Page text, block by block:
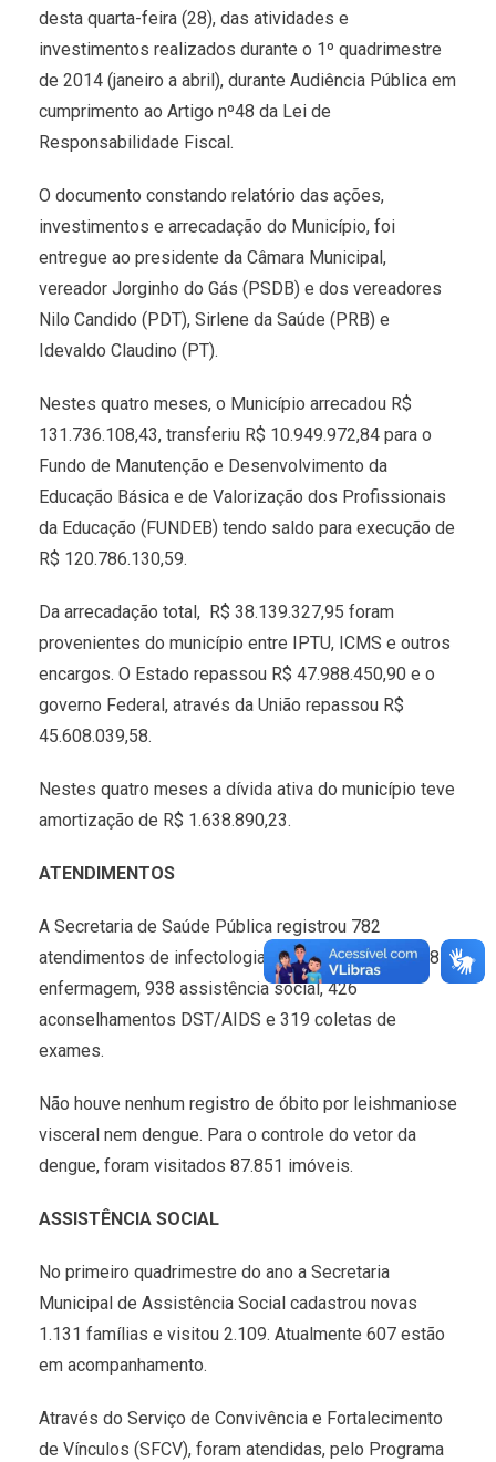
desta quarta-feira (28), das atividades e
investimentos realizados durante o 1º quadrimestre
de 2014 (janeiro a abril), durante Audiência Pública em
cumprimento ao Artigo nº48 da Lei de
Responsabilidade Fiscal.
O documento constando relatório das ações,
investimentos e arrecadação do Município, foi
entregue ao presidente da Câmara Municipal,
vereador Jorginho do Gás (PSDB) e dos vereadores
Nilo Candido (PDT), Sirlene da Saúde (PRB) e
Idevaldo Claudino (PT).
Nestes quatro meses, o Município arrecadou R$
131.736.108,43, transferiu R$ 10.949.972,84 para o
Fundo de Manutenção e Desenvolvimento da
Educação Básica e de Valorização dos Profissionais
da Educação (FUNDEB) tendo saldo para execução de
R$ 120.786.130,59.
Da arrecadação total, R$ 38.139.327,95 foram
provenientes do município entre IPTU, ICMS e outros
encargos. O Estado repassou R$ 47.988.450,90 e o
governo Federal, através da União repassou R$
45.608.039,58.
Nestes quatro meses a dívida ativa do município teve
amortização de R$ 1.638.890,23.
ATENDIMENTOS
A Secretaria de Saúde Pública registrou 782
atendimentos de infectologia, 156 ginecologia, 938
enfermagem, 938 assistência social, 426
aconselhamentos DST/AIDS e 319 coletas de
exames.
Não houve nenhum registro de óbito por leishmaniose
visceral nem dengue. Para o controle do vetor da
dengue, foram visitados 87.851 imóveis.
ASSISTÊNCIA SOCIAL
No primeiro quadrimestre do ano a Secretaria
Municipal de Assistência Social cadastrou novas
1.131 famílias e visitou 2.109. Atualmente 607 estão
em acompanhamento.
Através do Serviço de Convivência e Fortalecimento
de Vínculos (SFCV), foram atendidas, pelo Programa